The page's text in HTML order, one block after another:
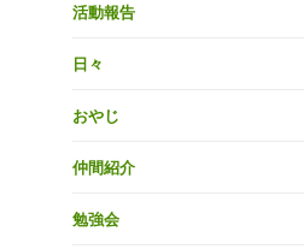
活動報告
日々
おやじ
仲間紹介
勉強会